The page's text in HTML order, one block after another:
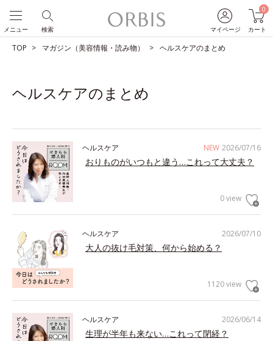
マイページ
0
カート
検索
メニュー
TOP マガジン（美容情報・読み物） ヘルスケアのまとめ
ヘルスケアのまとめ
NEW 2026/07/16
ヘルスケア
おりものがいつもと違う…これって大丈夫？
0 view
2026/07/10
ヘルスケア
大人の抜け毛対策、何から始める？
1120 view
2026/06/14
ヘルスケア
生理が半年も来ない…これって閉経？